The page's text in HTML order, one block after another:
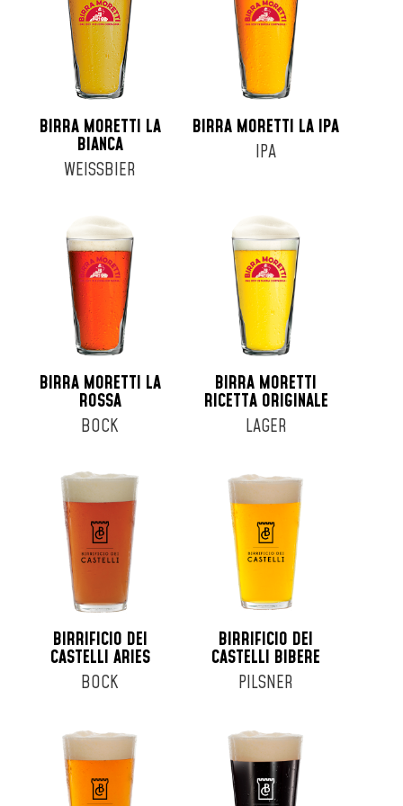
Fusto 19lt
Fusto 20lt
Fusto 24lt
Fusto 25lt
Fusto 30lt
Fusto 6lt
Fusto 8lt
Lattina 35cl
Lattina 44cl
Lattina 50cl
Lattina 52cl
BIRRA MORETTI LA
BIANCA
WEISSBIER
BIRRA MORETTI LA IPA
IPA
BIRRA MORETTI LA
ROSSA
BOCK
BIRRA MORETTI
RICETTA ORIGINALE
LAGER
BIRRIFICIO DEI
CASTELLI ARIES
BOCK
BIRRIFICIO DEI
CASTELLI BIBERE
PILSNER